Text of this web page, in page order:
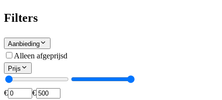
Filters
Aanbieding
Alleen afgeprijsd
Prijs
€
€